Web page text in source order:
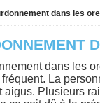
dans les
dans les
La
aigus. Plusieurs